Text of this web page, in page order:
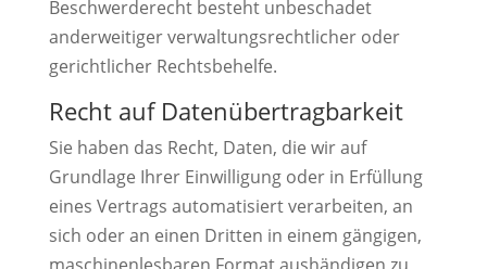
Beschwerderecht besteht unbeschadet
anderweitiger verwaltungsrechtlicher oder
gerichtlicher Rechtsbehelfe.
Recht auf Daten­übertrag­barkeit
Sie haben das Recht, Daten, die wir auf
Grundlage Ihrer Einwilligung oder in Erfüllung
eines Vertrags automatisiert verarbeiten, an
sich oder an einen Dritten in einem gängigen,